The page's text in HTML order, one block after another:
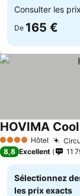
Consulter les
De 165 €
4 Étoiles Hôtel
HOVIMA
8,8 Excellent 11
Sélectionnez
les prix exacts